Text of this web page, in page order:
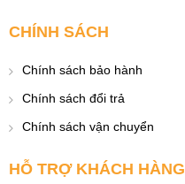
CHÍNH SÁCH
Chính sách bảo hành
Chính sách đổi trả
Chính sách vận chuyển
HỖ TRỢ KHÁCH HÀNG